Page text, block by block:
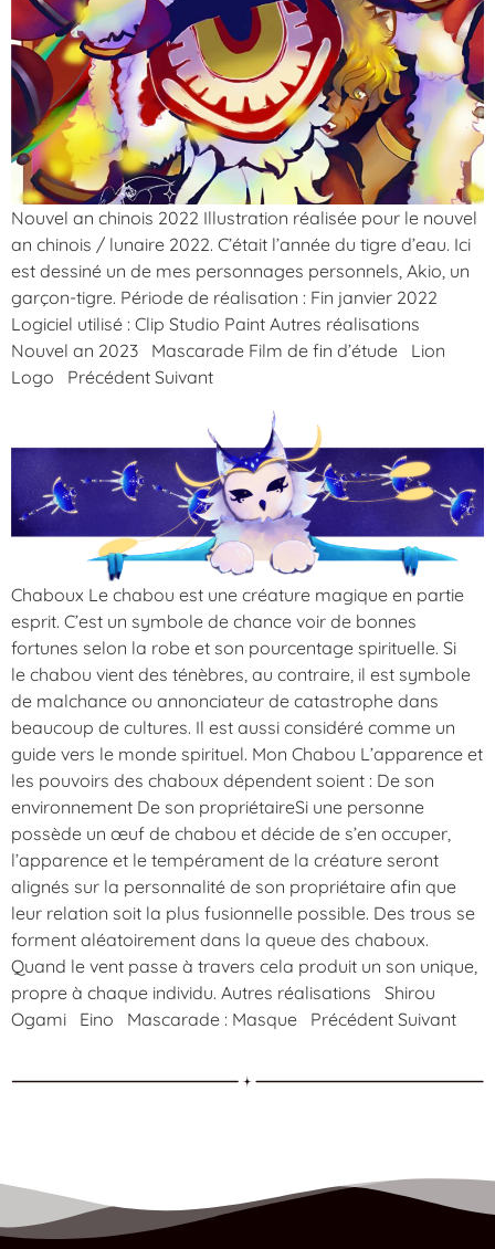
Nouvel an chinois 2022 Illustration réalisée pour le nouvel
an chinois / lunaire 2022. C’était l’année du tigre d’eau. Ici
est dessiné un de mes personnages personnels, Akio, un
garçon-tigre. Période de réalisation : Fin janvier 2022
Logiciel utilisé : Clip Studio Paint Autres réalisations
Nouvel an 2023 Mascarade Film de fin d’étude Lion
Logo Précédent Suivant
Chaboux Le chabou est une créature magique en partie
esprit. C’est un symbole de chance voir de bonnes
fortunes selon la robe et son pourcentage spirituelle. Si
le chabou vient des ténèbres, au contraire, il est symbole
de malchance ou annonciateur de catastrophe dans
beaucoup de cultures. Il est aussi considéré comme un
guide vers le monde spirituel. Mon Chabou L’apparence et
les pouvoirs des chaboux dépendent soient : De son
environnement De son propriétaireSi une personne
possède un œuf de chabou et décide de s’en occuper,
l’apparence et le tempérament de la créature seront
alignés sur la personnalité de son propriétaire afin que
leur relation soit la plus fusionnelle possible. Des trous se
forment aléatoirement dans la queue des chaboux.
Quand le vent passe à travers cela produit un son unique,
propre à chaque individu. Autres réalisations Shirou
Ogami Eino Mascarade : Masque Précédent Suivant